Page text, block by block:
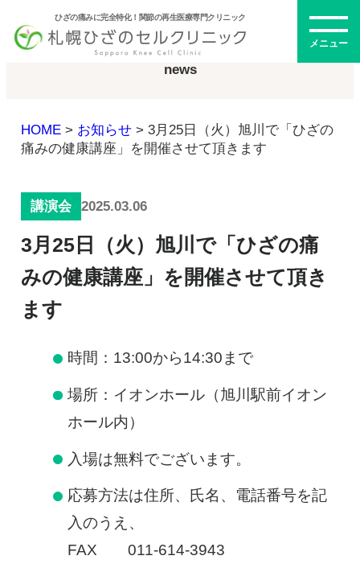
ひざの痛みに完全特化！関節の再生医療専門クリニック
メニュー
初めての方へ
メニュー・料金
ひざの再生医療とは
幹細胞治療
幹細胞培養上清液
慢性疼痛
再生医療とは
症例
よくある質問
クリニック紹介
お知らせ
news
HOME> お知らせ> 3月25日（火）旭川で「ひざの
痛みの健康講座」を開催させて頂きます
講演会 2025.03.06
3月25日（火）旭川で「ひざの痛
みの健康講座」を開催させて頂き
ます
時間：13:00から14:30まで
場所：イオンホール（旭川駅前イオン
ホール内）
入場は無料でございます。
応募方法は住所、氏名、電話番号を記
入のうえ、
FAX 011-614-3943